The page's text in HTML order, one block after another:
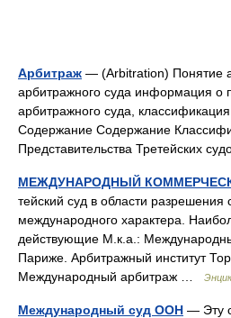
Арбитраж — (Arbitration) Понятие
арбитражного суда информация о
арбитражного суда,
Содержание Содержание
Представительства Третейских
МЕЖДУНАРОДНЫЙ
тейский суд в области разрешения
международного характера.
действующие М.к.а.:
Париже. Арбитражный институт
Международный арбитраж …
Международный суд ООН — Эту